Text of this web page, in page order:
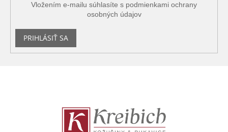
Vložením e-mailu súhlasíte s podmienkami ochrany
osobných údajov
PRIHLÁSIŤ SA